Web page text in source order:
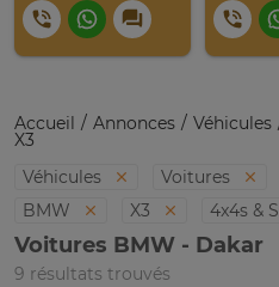
Accueil Annonces Véhicules
X3
Véhicules
Voitures
BMW
X3 4x4s &
Voitures BMW - Dakar
9 résultats trouvés